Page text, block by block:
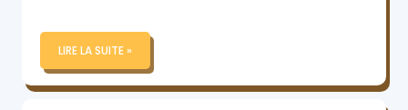
LIRE LA SUITE »